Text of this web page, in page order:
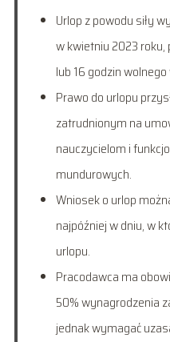
Urlop z powodu siły
w kwietniu 2023
lub 16 godzin
Prawo do urlopu
zatrudnionym na
nauczycielom i
mundurowych.
Wniosek o urlop
najpóźniej w dniu, w
urlopu.
Pracodawca ma
50% wynagrodzenia
jednak wymagać